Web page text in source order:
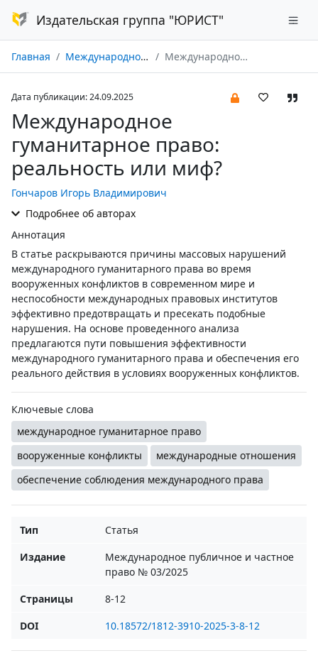
Издательская группа "ЮРИСТ"
Главная Международное публичное и частное право № 03/2025 Международное гуманитарное право: реальность или миф?
Дата публикации: 24.09.2025
Международное
гуманитарное право:
реальность или миф?
Гончаров Игорь Владимирович
Подробнее об авторах
Аннотация
В статье раскрываются причины массовых нарушений
международного гуманитарного права во время
вооруженных конфликтов в современном мире и
неспособности международных правовых институтов
эффективно предотвращать и пресекать подобные
нарушения. На основе проведенного анализа
предлагаются пути повышения эффективности
международного гуманитарного права и обеспечения его
реального действия в условиях вооруженных конфликтов.
Ключевые слова
международное гуманитарное право
вооруженные конфликты
международные отношения
обеспечение соблюдения международного права
Тип
Статья
Издание
Международное публичное и частное
право № 03/2025
Страницы
8-12
DOI
10.18572/1812-3910-2025-3-8-12